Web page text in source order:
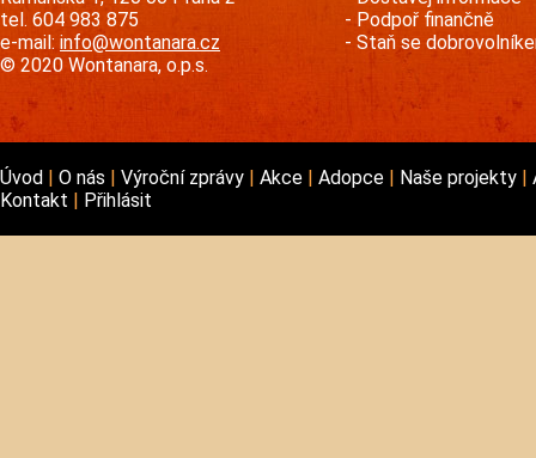
tel. 604 983 875
e-mail: info@wontanara.cz
© 2020 Wontanara, o.p.s.
Podpoř finančně
Staň se
Úvod O nás Výroční zprávy Akce Adopce Naše projekty
Kontakt
Přihlásit